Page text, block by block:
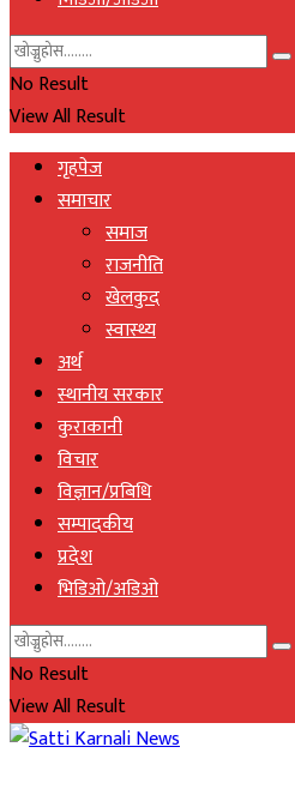
No Result
View All Result
गृहपेज
समाचार
समाज
राजनीति
खेलकुद
स्वास्थ्य
अर्थ
स्थानीय सरकार
कुराकानी
विचार
विज्ञान/प्रबिधि
सम्पादकीय
प्रदेश
भिडिओ/अडिओ
No Result
View All Result